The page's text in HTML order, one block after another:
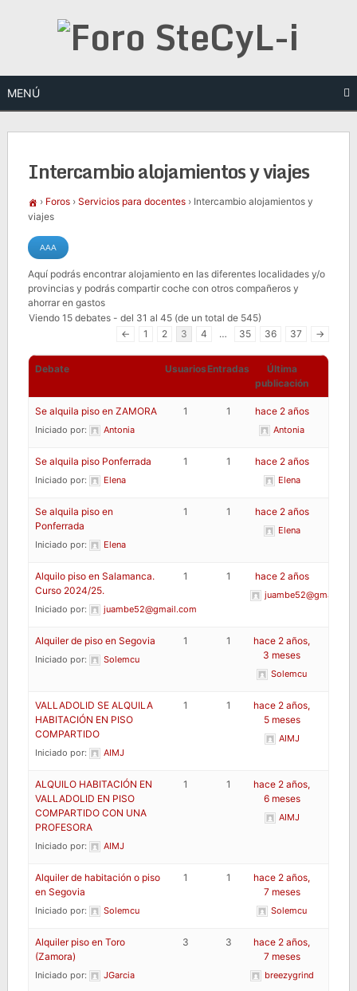
MENÚ
Intercambio alojamientos y viajes
› Foros › Servicios para docentes › Intercambio alojamientos y
viajes
Aquí podrás encontrar alojamiento en las diferentes localidades y/o
provincias y podrás compartir coche con otros compañeros y
ahorrar en gastos
Viendo 15 debates - del 31 al 45 (de un total de 545)
←
1 2 3 4 … 35 36 37 →
Debate Usuarios Entradas
Última
publicación
Se alquila piso en ZAMORA
Iniciado por: Antonia
1 1 hace 2 años
Antonia
Se alquila piso Ponferrada
Iniciado por: Elena
1 1 hace 2 años
Elena
Se alquila piso en
Ponferrada
Iniciado por: Elena
1 1 hace 2 años
Elena
Alquilo piso en Salamanca.
Curso 2024/25.
Iniciado por: juambe52@gmail.com
1 1 hace 2 años
juambe52@gmail.com
Alquiler de piso en Segovia
Iniciado por: Solemcu
1 1
hace 2 años,
3 meses
Solemcu
VALLADOLID SE ALQUILA
HABITACIÓN EN PISO
COMPARTIDO
Iniciado por: AIMJ
1 1
hace 2 años,
5 meses
AIMJ
ALQUILO HABITACIÓN EN
VALLADOLID EN PISO
COMPARTIDO CON UNA
PROFESORA
Iniciado por: AIMJ
1 1
hace 2 años,
6 meses
AIMJ
Alquiler de habitación o piso
en Segovia
Iniciado por: Solemcu
1 1
hace 2 años,
7 meses
Solemcu
Alquiler piso en Toro
(Zamora)
Iniciado por: JGarcia
3 3
hace 2 años,
7 meses
breezygrind